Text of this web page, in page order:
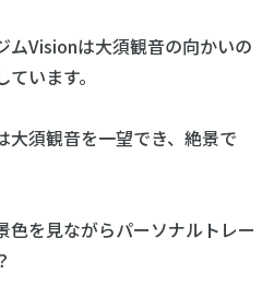
ムVisionは大須観音の向かいの
います。
大須観音を一望でき、絶景で
色を見ながらパーソナルトレー